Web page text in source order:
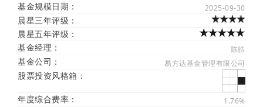
基金规模日期： 2025-09-30
晨星三年评级：
晨星五年评级：
基金经理：
陈皓
基金公司： 易方达基金管理有限公司
股票投资风格箱：
年度综合费率： 1.76%